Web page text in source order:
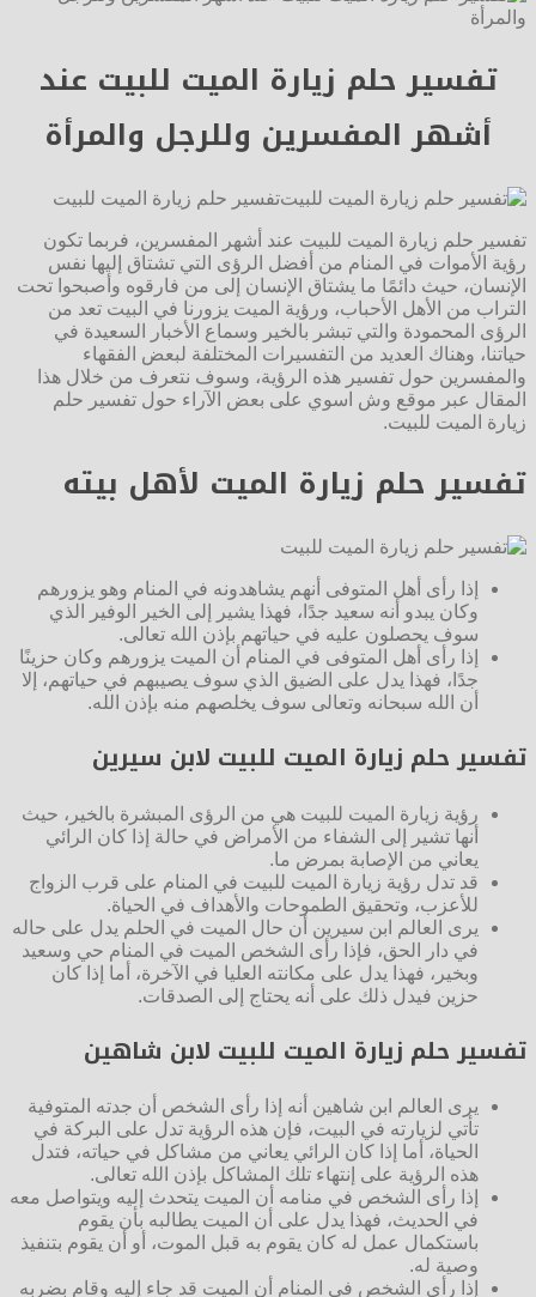
تفسير حلم زيارة الميت للبيت عند
أشهر المفسرين وللرجل والمرأة
تفسير حلم زيارة الميت للبيت
تفسير حلم زيارة الميت للبيت عند أشهر المفسرين، فربما تكون
رؤية الأموات في المنام من أفضل الرؤى التي تشتاق إليها نفس
الإنسان، حيث دائمًا ما يشتاق الإنسان إلى من فارقوه وأصبحوا تحت
التراب من الأهل الأحباب، ورؤية الميت يزورنا في البيت تعد من
الرؤى المحمودة والتي تبشر بالخير وسماع الأخبار السعيدة في
حياتنا، وهناك العديد من التفسيرات المختلفة لبعض الفقهاء
والمفسرين حول تفسير هذه الرؤية، وسوف نتعرف من خلال هذا
المقال عبر موقع وش اسوي على بعض الآراء حول تفسير حلم
زيارة الميت للبيت.
تفسير حلم زيارة الميت لأهل بيته
إذا رأى أهل المتوفى أنهم يشاهدونه في المنام وهو يزورهم
وكان يبدو أنه سعيد جدًا، فهذا يشير إلى الخير الوفير الذي
سوف يحصلون عليه في حياتهم بإذن الله تعالى.
إذا رأى أهل المتوفى في المنام أن الميت يزورهم وكان حزينًا
جدًا، فهذا يدل على الضيق الذي سوف يصيبهم في حياتهم، إلا
أن الله سبحانه وتعالى سوف يخلصهم منه بإذن الله.
تفسير حلم زيارة الميت للبيت لابن سيرين
رؤية زيارة الميت للبيت هي من الرؤى المبشرة بالخير، حيث
أنها تشير إلى الشفاء من الأمراض في حالة إذا كان الرائي
يعاني من الإصابة بمرض ما.
قد تدل رؤية زيارة الميت للبيت في المنام على قرب الزواج
للأعزب، وتحقيق الطموحات والأهداف في الحياة.
يرى العالم ابن سيرين أن حال الميت في الحلم يدل على حاله
في دار الحق، فإذا رأى الشخص الميت في المنام حي وسعيد
وبخير، فهذا يدل على مكانته العليا في الآخرة، أما إذا كان
حزين فيدل ذلك على أنه يحتاج إلى الصدقات.
تفسير حلم زيارة الميت للبيت لابن شاهين
يرى العالم ابن شاهين أنه إذا رأى الشخص أن جدته المتوفية
تأتي لزيارته في البيت، فإن هذه الرؤية تدل على البركة في
الحياة، أما إذا كان الرائي يعاني من مشاكل في حياته، فتدل
هذه الرؤية على إنتهاء تلك المشاكل بإذن الله تعالى.
إذا رأى الشخص في منامه أن الميت يتحدث إليه ويتواصل معه
في الحديث، فهذا يدل على أن الميت يطالبه بأن يقوم
باستكمال عمل له كان يقوم به قبل الموت، أو أن يقوم بتنفيذ
وصية له.
إذا رأى الشخص في المنام أن الميت قد جاء إليه وقام بضربه